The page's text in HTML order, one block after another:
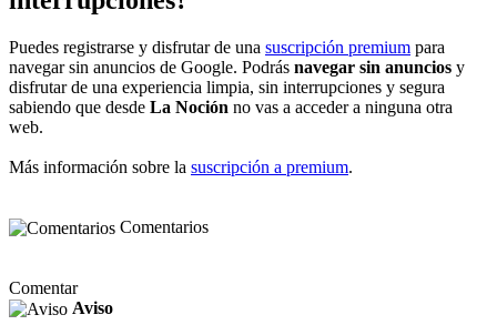
Puedes registrarse y disfrutar de una suscripción premium para
navegar sin anuncios de Google. Podrás navegar sin anuncios y
disfrutar de una experiencia limpia, sin interrupciones y segura
sabiendo que desde La Noción no vas a acceder a ninguna otra
web.
Más información sobre la suscripción a premium.
Comentarios
Comentar
Aviso